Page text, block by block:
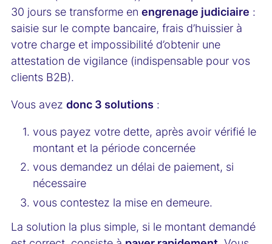
30 jours se transforme en engrenage judiciaire :
saisie sur le compte bancaire, frais d’huissier à
votre charge et impossibilité d’obtenir une
attestation de vigilance (indispensable pour vos
clients B2B).
Vous avez donc 3 solutions :
vous payez votre dette, après avoir vérifié le
montant et la période concernée
vous demandez un délai de paiement, si
nécessaire
vous contestez la mise en demeure.
La solution la plus simple, si le montant demandé